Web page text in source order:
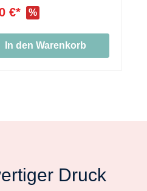
€* %
In den Warenkorb
Druck